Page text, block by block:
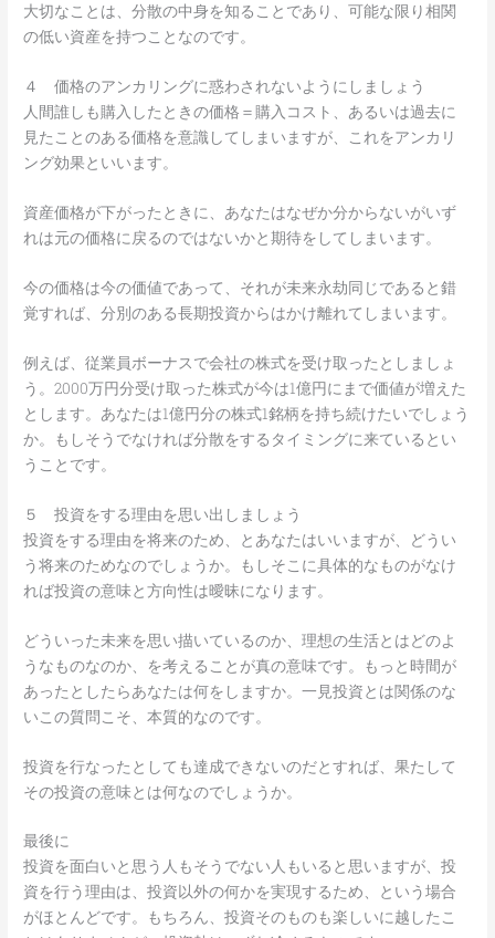
大切なことは、分散の中身を知ることであり、可能な限り相関
の低い資産を持つことなのです。
４ 価格のアンカリングに惑わされないようにしましょう
人間誰しも購入したときの価格＝購入コスト、あるいは過去に
見たことのある価格を意識してしまいますが、これをアンカリ
ング効果といいます。
資産価格が下がったときに、あなたはなぜか分からないがいず
れは元の価格に戻るのではないかと期待をしてしまいます。
今の価格は今の価値であって、それが未来永劫同じであると錯
覚すれば、分別のある長期投資からはかけ離れてしまいます。
例えば、従業員ボーナスで会社の株式を受け取ったとしましょ
う。2000万円分受け取った株式が今は1億円にまで価値が増えた
とします。あなたは1億円分の株式1銘柄を持ち続けたいでしょう
か。もしそうでなければ分散をするタイミングに来ているとい
うことです。
５ 投資をする理由を思い出しましょう
投資をする理由を将来のため、とあなたはいいますが、どうい
う将来のためなのでしょうか。もしそこに具体的なものがなけ
れば投資の意味と方向性は曖昧になります。
どういった未来を思い描いているのか、理想の生活とはどのよ
うなものなのか、を考えることが真の意味です。もっと時間が
あったとしたらあなたは何をしますか。一見投資とは関係のな
いこの質問こそ、本質的なのです。
投資を行なったとしても達成できないのだとすれば、果たして
その投資の意味とは何なのでしょうか。
最後に
投資を面白いと思う人もそうでない人もいると思いますが、投
資を行う理由は、投資以外の何かを実現するため、という場合
がほとんどです。もちろん、投資そのものも楽しいに越したこ